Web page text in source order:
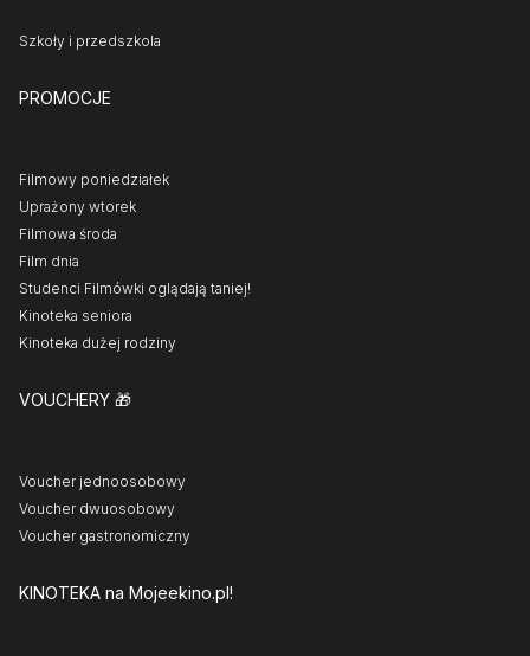
Szkoły i przedszkola
PROMOCJE
Filmowy poniedziałek
Uprażony wtorek
Filmowa środa
Film dnia
Studenci Filmówki oglądają taniej!
Kinoteka seniora
Kinoteka dużej rodziny
VOUCHERY 🎁
Voucher jednoosobowy
Voucher dwuosobowy
Voucher gastronomiczny
KINOTEKA na Mojeekino.pl!